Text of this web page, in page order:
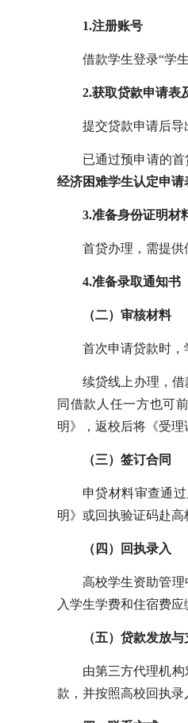
1.注册账号
借款学生登录“学
2.获取贷款申请表
提交贷款申请后导
已通过预申请的
经济困难学生认定申请
3.准备身份证明材
首贷办理，需提供
4.准备录取通知书
（二）审核材料
首次申请贷款时，
续贷线上办理，
同借款人任一方也可
明》，返校后将《受理
（三）签订合同
申贷材料审查通
明》或回执验证码赴
（四）回执录入
高校学生资助管
入学生学费和住宿费应
（五）贷款发放与
由第三方代理机
款，并按照高校回执录